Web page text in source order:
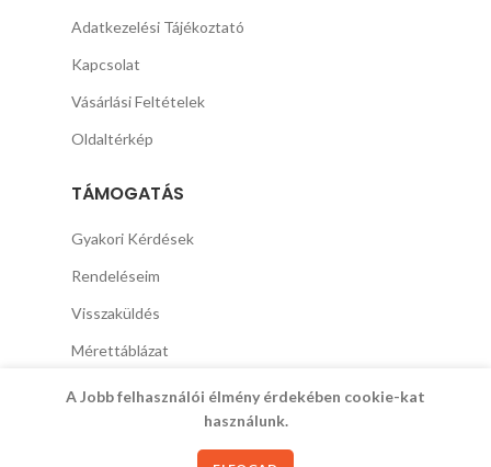
Adatkezelési Tájékoztató
Kapcsolat
Vásárlási Feltételek
Oldaltérkép
TÁMOGATÁS
Gyakori Kérdések
Rendeléseim
Visszaküldés
Mérettáblázat
A Jobb felhasználói élmény érdekében cookie-kat
használunk.